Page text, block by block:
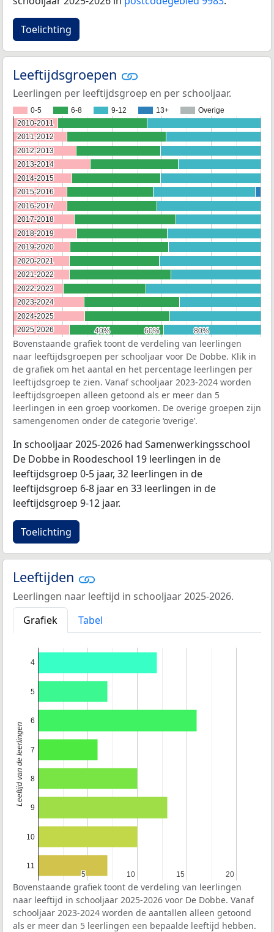
Toelichting
Leeftijdsgroepen
Leerlingen per leeftijdsgroep en per schooljaar.
0-5 6-8 9-12 13+ Overige
40%
40% 60%
60% 80%
80%
2010-2011
2010-2011
2011-2012
2011-2012
2012-2013
2012-2013
2013-2014
2013-2014
2014-2015
2014-2015
2015-2016
2015-2016
2016-2017
2016-2017
2017-2018
2017-2018
2018-2019
2018-2019
2019-2020
2019-2020
2020-2021
2020-2021
2021-2022
2021-2022
2022-2023
2022-2023
2023-2024
2023-2024
2024-2025
2024-2025
2025-2026
2025-2026
Bovenstaande grafiek toont de verdeling van leerlingen
naar leeftijdsgroepen per schooljaar voor De Dobbe. Klik in
de grafiek om het aantal en het percentage leerlingen per
leeftijdsgroep te zien. Vanaf schooljaar 2023-2024 worden
leeftijdsgroepen alleen getoond als er meer dan 5
leerlingen in een groep voorkomen. De overige groepen zijn
samengenomen onder de categorie ‘overige’.
In schooljaar 2025-2026 had Samenwerkingsschool
De Dobbe in Roodeschool 19 leerlingen in de
leeftijdsgroep 0-5 jaar, 32 leerlingen in de
leeftijdsgroep 6-8 jaar en 33 leerlingen in de
leeftijdsgroep 9-12 jaar.
Toelichting
Leeftijden
Leerlingen naar leeftijd in schooljaar 2025-2026.
Grafiek
Tabel
5
5 10
10 15
15 20
20
4
5
6
7
8
9
10
11
Leeftijd van de leerlingen
Bovenstaande grafiek toont de verdeling van leerlingen
naar leeftijd in schooljaar 2025-2026 voor De Dobbe. Vanaf
schooljaar 2023-2024 worden de aantallen alleen getoond
als er meer dan 5 leerlingen een bepaalde leeftijd hebben.